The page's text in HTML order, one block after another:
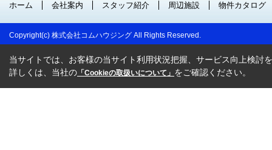
ホーム 会社案内 スタッフ紹介 周辺施設 物件カタログ
Copyright(c) 株式会社コムハウジング All Rights Reserved.
当サイトでは、お客様の当サイト利用状況把握、サービス向上検討
詳しくは、当社の 「Cookieの取扱いについて」 をご確認ください。